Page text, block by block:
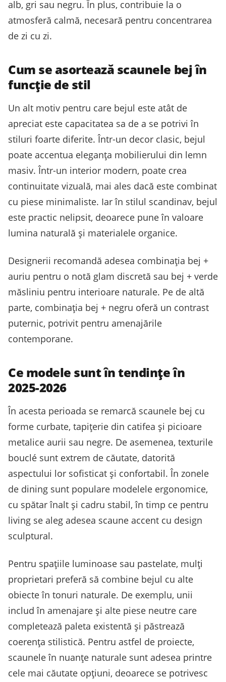
alb, gri sau negru. În plus, contribuie la o
atmosferă calmă, necesară pentru concentrarea
de zi cu zi.
Cum se asortează scaunele bej în
funcție de stil
Un alt motiv pentru care bejul este atât de
apreciat este capacitatea sa de a se potrivi în
stiluri foarte diferite. Într-un decor clasic, bejul
poate accentua eleganța mobilierului din lemn
masiv. Într-un interior modern, poate crea
continuitate vizuală, mai ales dacă este combinat
cu piese minimaliste. Iar în stilul scandinav, bejul
este practic nelipsit, deoarece pune în valoare
lumina naturală și materialele organice.
Designerii recomandă adesea combinația bej +
auriu pentru o notă glam discretă sau bej + verde
măsliniu pentru interioare naturale. Pe de altă
parte, combinația bej + negru oferă un contrast
puternic, potrivit pentru amenajările
contemporane.
Ce modele sunt în tendințe în
2025-2026
În acesta perioada se remarcă scaunele bej cu
forme curbate, tapițerie din catifea și picioare
metalice aurii sau negre. De asemenea, texturile
bouclé sunt extrem de căutate, datorită
aspectului lor sofisticat și confortabil. În zonele
de dining sunt populare modelele ergonomice,
cu spătar înalt și cadru stabil, în timp ce pentru
living se aleg adesea scaune accent cu design
sculptural.
Pentru spațiile luminoase sau pastelate, mulți
proprietari preferă să combine bejul cu alte
obiecte în tonuri naturale. De exemplu, unii
includ în amenajare și alte piese neutre care
completează paleta existentă și păstrează
coerența stilistică. Pentru astfel de proiecte,
scaunele în nuanțe naturale sunt adesea printre
cele mai căutate opțiuni, deoarece se potrivesc